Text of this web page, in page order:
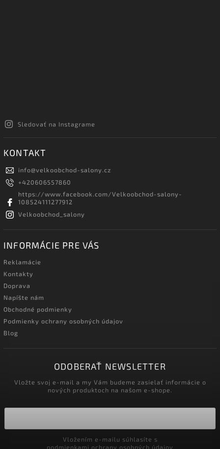
Sledovať na Instagrame
KONTAKT
info@velkoobchod-salony.cz
+420606557860
https://www.facebook.com/Velkoobchod-salony-
108524111277912
Velkoobchod_salony
INFORMÁCIE PRE VÁS
Reklamácie
Kontakty
Doprava
Napíšte nám
Obchodné podmienky
Podmienky ochrany osobných údajov
Blog
ODOBERAŤ NEWSLETTER
Vložte svoj e-mail a my Vám budeme zasielať informácie o
nových produktoch na našom e-shope.
podmienkami ochrany osobných údajov